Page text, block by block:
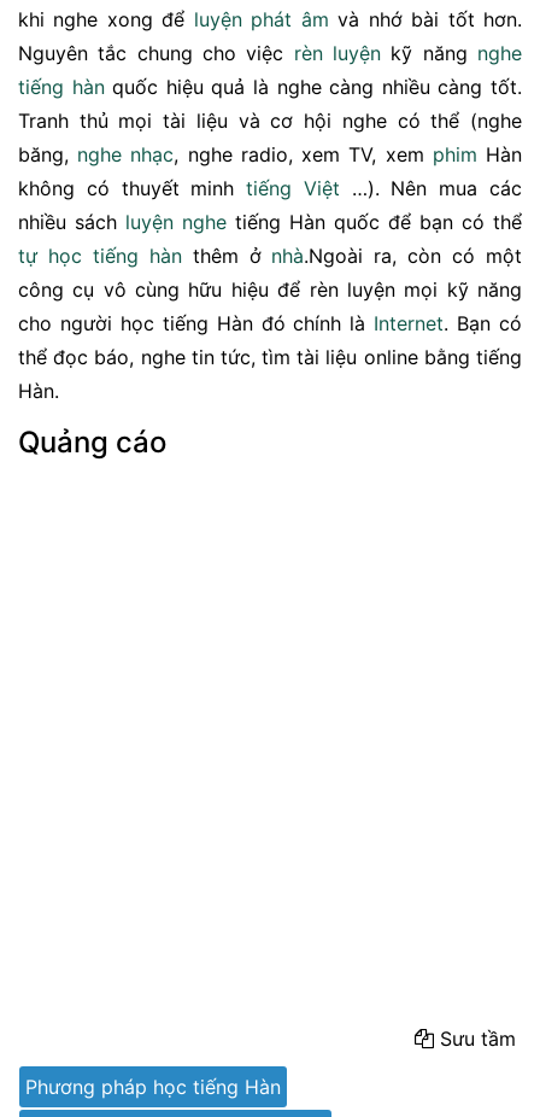
khi nghe xong để luyện phát âm và nhớ bài tốt hơn.
Nguyên tắc chung cho việc rèn luyện kỹ năng nghe
tiếng hànquốc hiệu quả là nghe càng nhiều càng tốt.
Tranh thủ mọi tài liệu và cơ hội nghe có thể (nghe
băng, nghe nhạc, nghe radio, xem TV, xem phim Hàn
không có thuyết minhtiếng Việt …). Nên mua các
nhiều sách luyện nghe tiếng Hàn quốc để bạn có thể
tự học tiếng hànthêm ở nhà.Ngoài ra, còn có một
công cụ vô cùng hữu hiệu để rèn luyện mọi kỹ năng
cho người học tiếng Hàn đó chính là Internet. Bạn có
thể đọc báo, nghe tin tức, tìm tài liệu online bằng tiếng
Hàn.
Quảng cáo
Sưu tầm
Phương pháp học tiếng Hàn